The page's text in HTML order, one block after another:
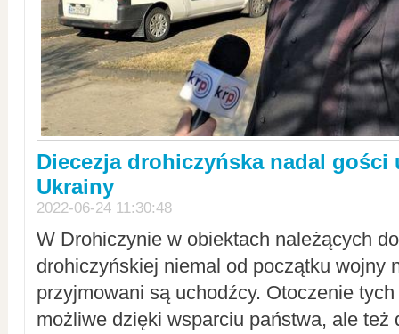
Diecezja drohiczyńska nadal gości
Ukrainy
2022-06-24 11:30:48
W Drohiczynie w obiektach należących
drohiczyńskiej niemal od początku wojny
przyjmowani są uchodźcy. Otoczenie
możliwe dzięki wsparciu państwa, ale też